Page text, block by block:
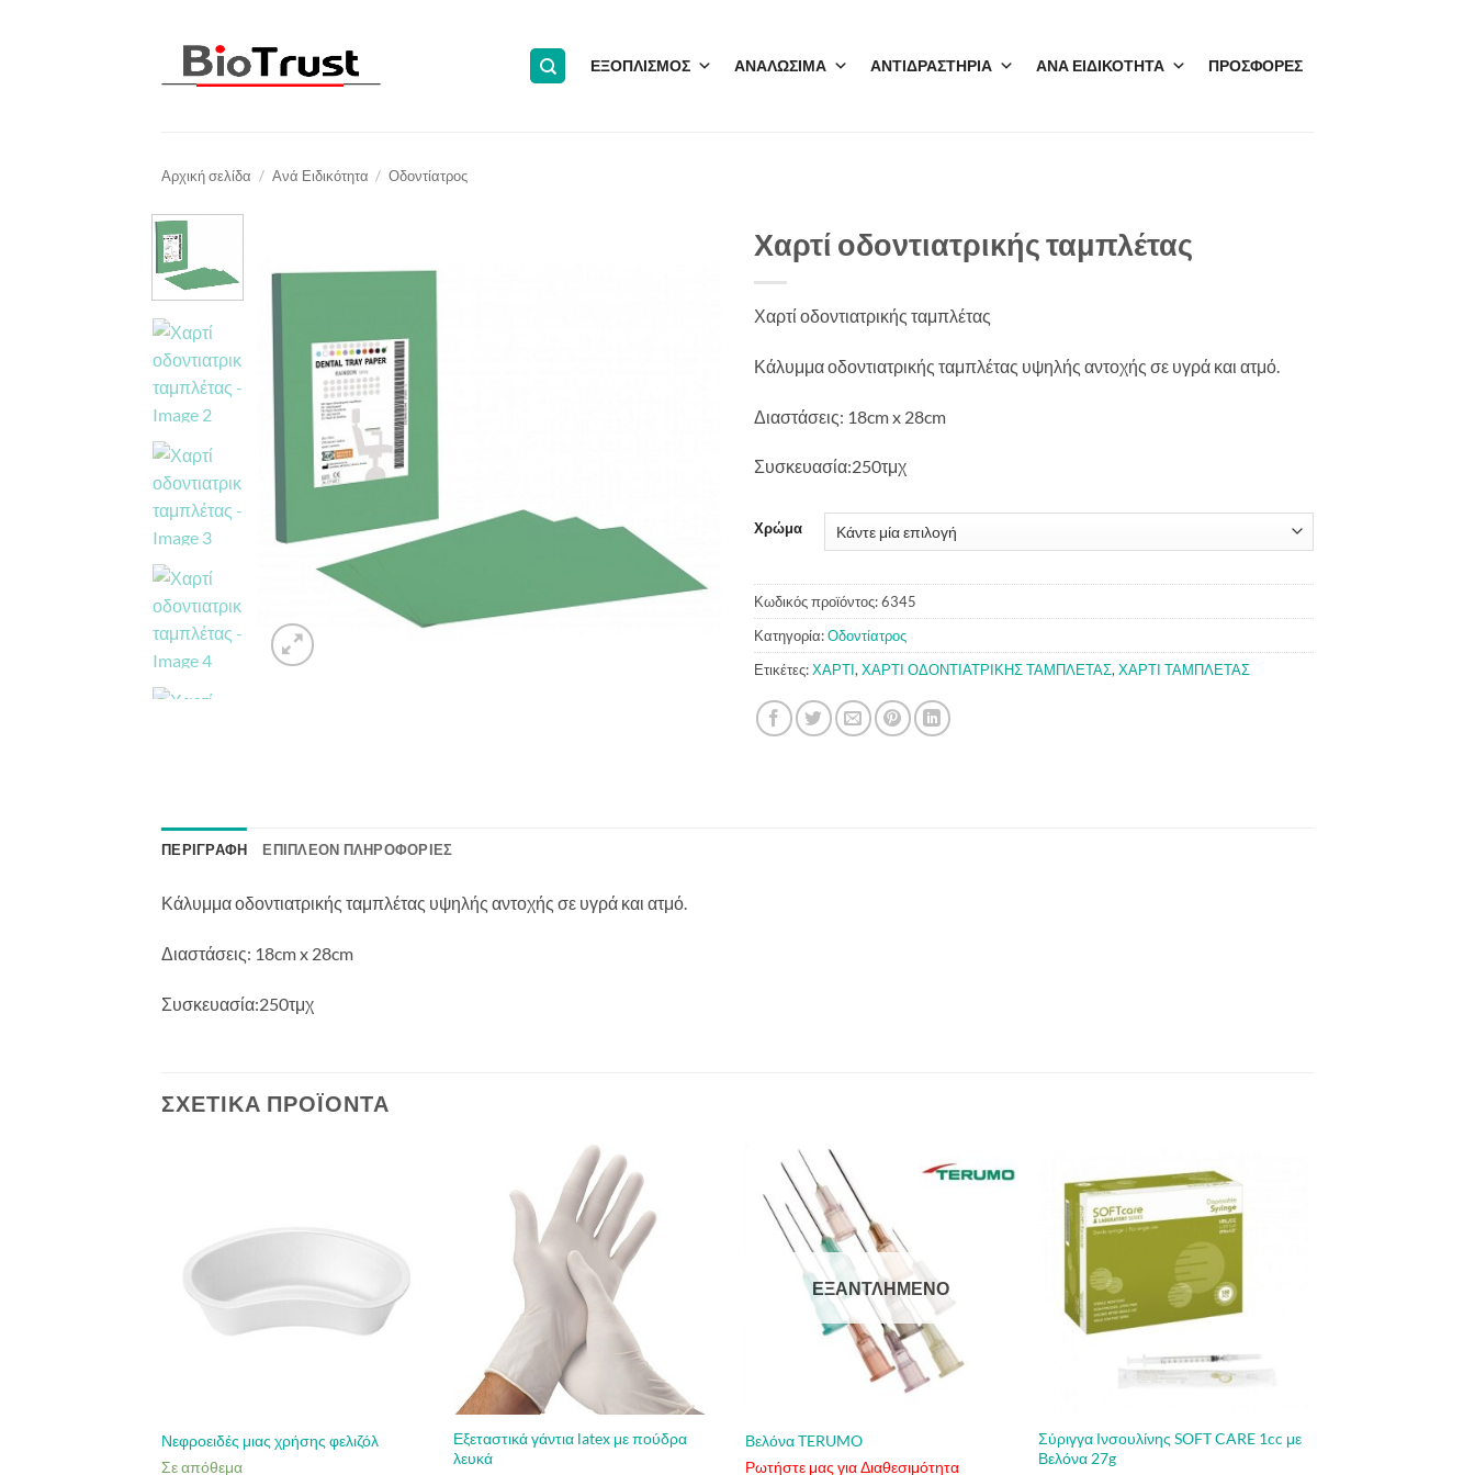
ΕΞΟΠΛΙΣΜΟΣ ΑΝΑΛΩΣΙΜΑ ΑΝΤΙΔΡΑΣΤΗΡΙΑ ΑΝΑ ΕΙΔΙΚΟΤΗΤΑ ΠΡΟΣΦΟΡΕΣ
Αρχική σελίδα / Ανά Ειδικότητα / Οδοντίατρος
Χαρτί οδοντιατρικής ταμπλέτας
Χαρτί οδοντιατρικής ταμπλέτας
Κάλυμμα οδοντιατρικής ταμπλέτας υψηλής αντοχής σε υγρά και ατμό.
Διαστάσεις: 18cm x 28cm
Συσκευασία:250τμχ
Χρώμα
Κωδικός προϊόντος:6345
Κατηγορία:Οδοντίατρος
Ετικέτες:ΧΑΡΤΙ, ΧΑΡΤΙ ΟΔΟΝΤΙΑΤΡΙΚΗΣ ΤΑΜΠΛΕΤΑΣ, ΧΑΡΤΙ ΤΑΜΠΛΕΤΑΣ
ΠΕΡΙΓΡΑΦΉ ΕΠΙΠΛΈΟΝ ΠΛΗΡΟΦΟΡΊΕΣ
Κάλυμμα οδοντιατρικής ταμπλέτας υψηλής αντοχής σε υγρά και ατμό.
Διαστάσεις: 18cm x 28cm
Συσκευασία:250τμχ
ΣΧΕΤΙΚΆ ΠΡΟΪΌΝΤΑ
Νεφροειδές μιας χρήσης φελιζόλ
Σε απόθεμα
Εξεταστικά γάντια latex με πούδρα
λευκά
ΕΞΑΝΤΛΗΜΈΝΟ
Βελόνα TERUMO
Ρωτήστε μας για Διαθεσιμότητα
Σύριγγα Ινσουλίνης SOFT CARE 1cc με
Βελόνα 27g